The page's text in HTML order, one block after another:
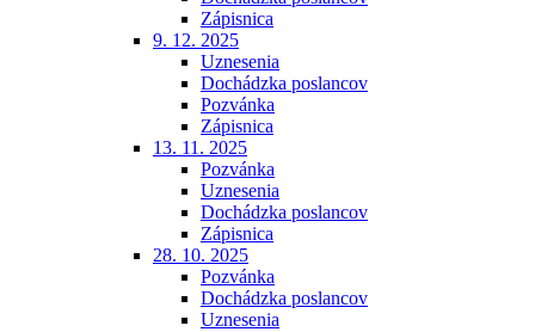
Zápisnica
9. 12. 2025
Uznesenia
Dochádzka poslancov
Pozvánka
Zápisnica
13. 11. 2025
Pozvánka
Uznesenia
Dochádzka poslancov
Zápisnica
28. 10. 2025
Pozvánka
Dochádzka poslancov
Uznesenia